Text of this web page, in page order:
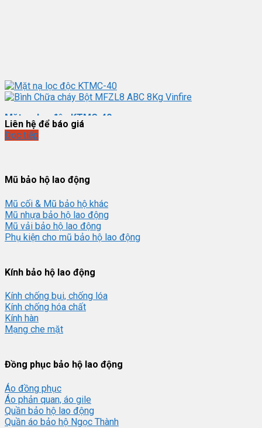
Mặt nạ lọc độc KTMC-40
Liên hệ để báo giá
Đọc tiếp
Mũ bảo hộ lao động
Mũ cối & Mũ bảo hộ khác
Mũ nhựa bảo hộ lao động
Mũ vải bảo hộ lao động
Phụ kiện cho mũ bảo hộ lao động
Kính bảo hộ lao động
Kính chống bụi, chống lóa
Kính chống hóa chất
Kính hàn
Mạng che mặt
Đồng phục bảo hộ lao động
Áo đồng phục
Áo phản quan, áo gile
Quần bảo hộ lao động
Quần áo bảo hộ Ngọc Thành